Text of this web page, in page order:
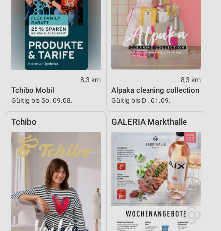
8,3 km
Tchibo Mobil
Gültig bis So. 09.08.
8,3 km
Alpaka cleaning collection
Gültig bis Di. 01.09.
Tchibo GALERIA Markthalle